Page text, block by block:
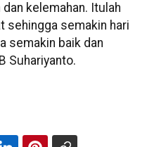
kelemahan. Itulah
sehingga semakin hari
semakin baik dan
Suhariyanto.